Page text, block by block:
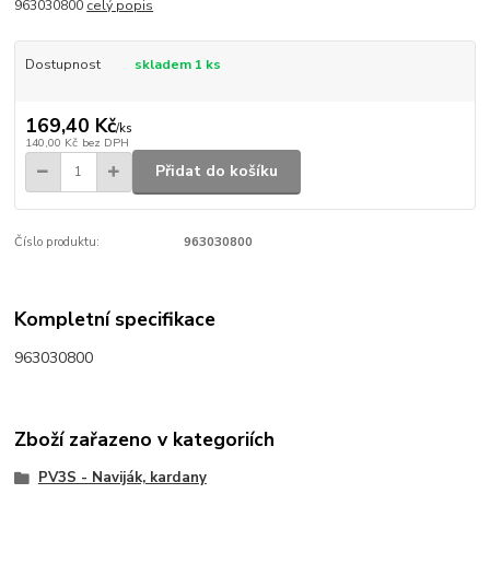
963030800 celý popis
Dostupnost skladem 1 ks
169,40 Kč/ks
140,00 Kč bez DPH
Přidat do košíku
Číslo produktu: 963030800
Kompletní specifikace
963030800
Zboží zařazeno v kategoriích
PV3S - Naviják, kardany